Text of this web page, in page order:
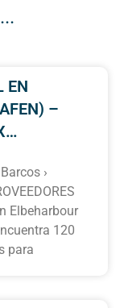
EN
–
›
Elbeharbour
120
para